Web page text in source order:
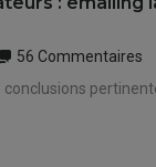
56 Commentaires